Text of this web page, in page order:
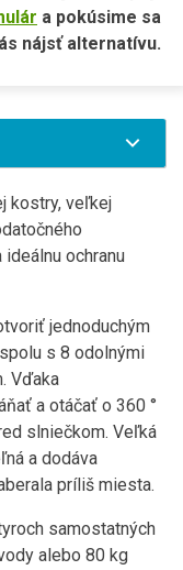
a pokúsime sa
nájsť alternatívu.
kostry, veľkej
ochranu
jednoduchým
s 8 odolnými
Vďaka
a otáčať o 360 °
slniečkom. Veľká
a dodáva
príliš miesta.
samostatných
alebo 80 kg